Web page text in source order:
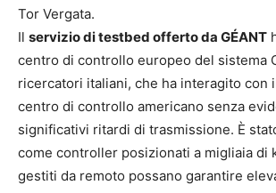
Tor Vergata.
Il servizio di testbed offerto da GÉANT
centro di controllo europeo del sistema
ricercatori italiani, che ha interagito con
centro di controllo americano senza
significativi ritardi di trasmissione. È
come controller posizionati a migliaia di
gestiti da remoto possano garantire